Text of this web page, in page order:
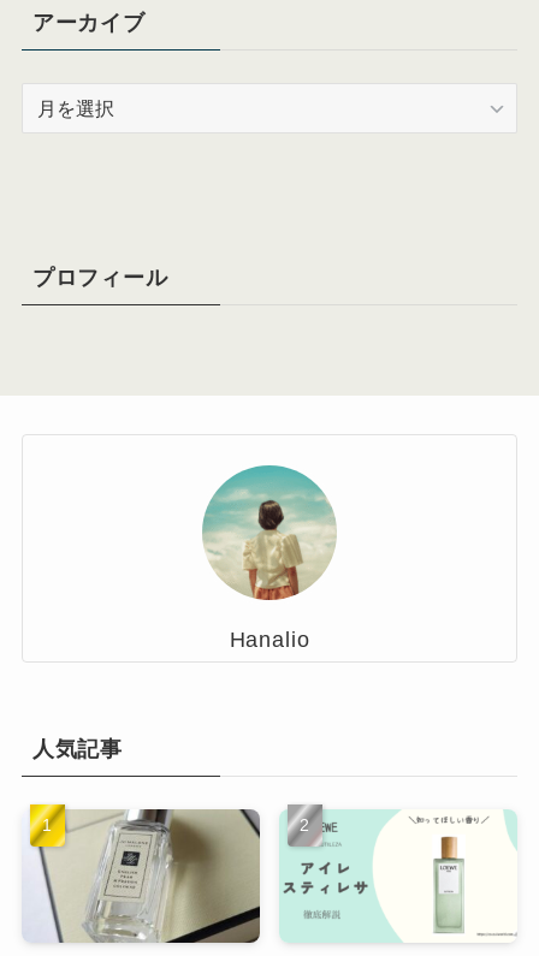
アーカイブ
プロフィール
Hanalio
人気記事